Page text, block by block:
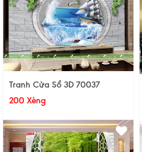
Tranh Cửa Sổ 3D 70037
200 Xèng